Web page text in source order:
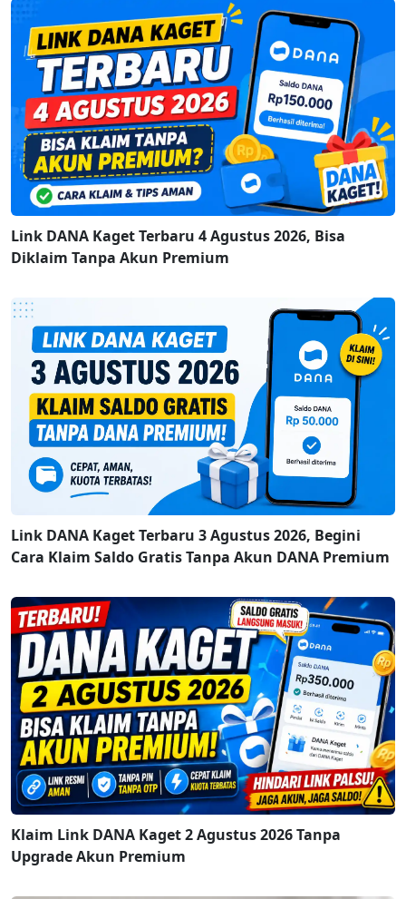
Link DANA Kaget Terbaru 4 Agustus 2026, Bisa
Diklaim Tanpa Akun Premium
Link DANA Kaget Terbaru 3 Agustus 2026, Begini
Cara Klaim Saldo Gratis Tanpa Akun DANA Premium
Klaim Link DANA Kaget 2 Agustus 2026 Tanpa
Upgrade Akun Premium